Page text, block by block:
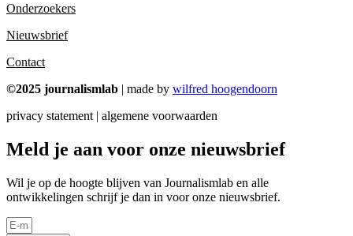
Onderzoekers
Nieuwsbrief
Contact
©2025 journalismlab | made by wilfred hoogendoorn
privacy statement | algemene voorwaarden
Meld je aan voor onze nieuwsbrief
Wil je op de hoogte blijven van Journalismlab en alle
ontwikkelingen schrijf je dan in voor onze nieuwsbrief.